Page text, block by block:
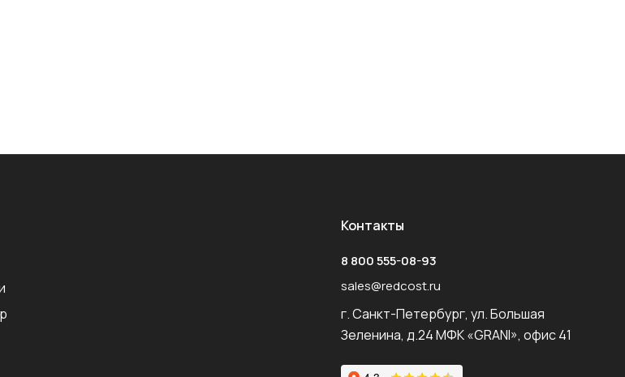
Контакты
8 800 555-08-93
sales@redcost.ru
г. Санкт-Петербург, ул. Большая
Зеленина, д.24 МФК «GRANI», офис 41